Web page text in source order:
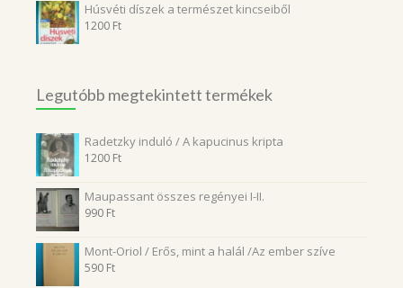
Húsvéti díszek a természet kincseiből
1200 Ft
Legutóbb megtekintett termékek
Radetzky induló / A kapucinus kripta
1200 Ft
Maupassant összes regényei I-II.
990 Ft
Mont-Oriol / Erős, mint a halál /Az ember szíve
590 Ft